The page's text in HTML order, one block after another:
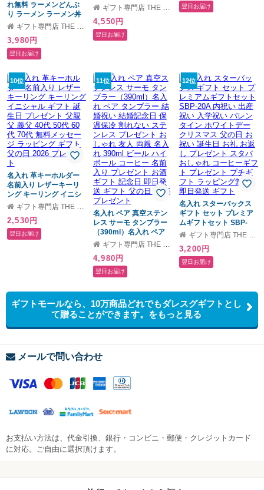
れ無料 ラーメンどんぶ
り ラーメン ラーメン丼
ぶり ラーメン丼 ラーメ
竜切立 らーめん 中華 食
器 美濃焼き 食洗器OK
どんぶり 丼 丼ぶり 名前
入り 名入れ オーダー お
もしろギフト 男性 女性
友人 友達 男友達 女友達
父親 祖父 ラーメン好き
お祝い 40代 50代 60代
70代 ギフト 父の日
2026 プレゼント
ギフト専門店 THE WOW
3,980円
翌日お届け
断熱タンブラー JDY-
食洗器対応 名前入り 無
料ギフトラッピング・メ
ッセージカード ギフト
りタンブラー プレゼン
ト ギフト 父の日 2026
プレゼント
ギフト専門店 THE WOW
4,550円
翌日お届け
両手マグ 名前入り 子ど
も キッズ ベビー ギフト
翌日お届け
10位
名入れ 革キーホルダー
名前入り レザーキーリ
ング キーリング イニシ
ャル ギフト 誕生日 プレ
50代 60代 70代 無料メ
ッセージ ラッピング ギ
フト 父の日 2026 プレゼ
ギフト専門店 THE WOW
2,530円
翌日お届け
11位
名入れ ペア 真空ステン
レス サーモ タンブラー
（390ml）名入れ ペア
タンブラー 結婚祝い 結
ない ステンレス プレゼ
ント おしゃれ 友人 両親
名入れ 390ml ビール ハ
入り プレゼント お酒 ギ
フト 記念日 即日発送 ギ
フト 父の日 2026 プレゼ
ント
ギフト専門店 THE WOW
4,980円
翌日お届け
12位
名入れ スターバックス
ギフト セット プレミア
ムギフトセット SBP-
20A 内祝い 出産祝い 入
ワイトデー クリスマス
父の日 お祝い 誕生日 お
礼 お返し プレゼント ス
ギフト ラッピング無料
即日発送 ギフト
ギフト専門店 THE WOW
3,200円
翌日お届け
ギフトモールなら、10万商品どれでもダレスグギフトとし
て贈ることができます。をもっと見る
メールで問い合わせ
お支払い方法は、代金引換、銀行・コンビニ・郵便・クレジットカード
に対応。ご自由に選択頂けます。